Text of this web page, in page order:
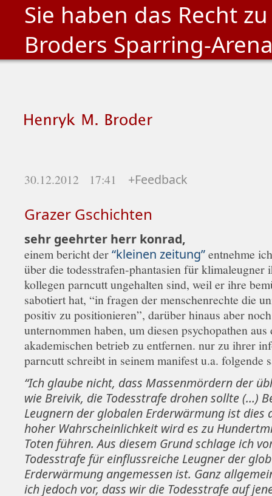
Sie haben das Recht
Broders Sparring-
30.12.2012 17:41 +Feedback
Grazer Gschichten
sehr geehrter herr konrad,
einem bericht der“kleinen zeitung”entnehme
über die todesstrafen-phantasien für klimaleugner
kollegen parncutt ungehalten sind, weil er ihre
sabotiert hat, “in fragen der menschenrechte die
positiv zu positionieren”, darüber hinaus aber
unternommen haben, um diesen psychopathen aus
akademischen betrieb zu entfernen. nur zu ihrer
parncutt schreibt in seinem manifest u.a. folgende
“Ich glaube nicht, dass Massenmördern der
wie Breivik, die Todesstrafe drohen sollte (…)
Leugnern der globalen Erderwärmung ist dies
hoher Wahrscheinlichkeit wird es zu
Toten führen. Aus diesem Grund schlage ich
Todesstrafe für einflussreiche Leugner der
Erderwärmung angemessen ist. Ganz
ich jedoch vor, dass wir die Todesstrafe auf